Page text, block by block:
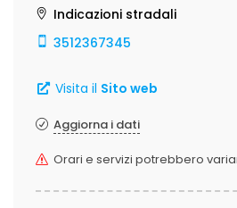
Indicazioni stradali
3512367345
Visita il Sito web
Aggiorna i dati
Orari e servizi potrebbero